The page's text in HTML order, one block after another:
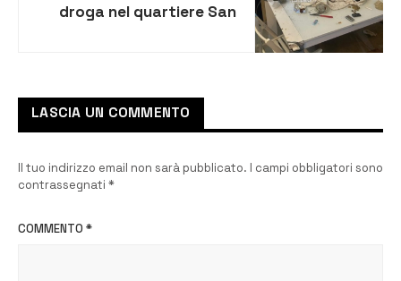
droga nel quartiere San
LASCIA UN COMMENTO
Il tuo indirizzo email non sarà pubblicato. I campi obbligatori sono
contrassegnati *
COMMENTO *